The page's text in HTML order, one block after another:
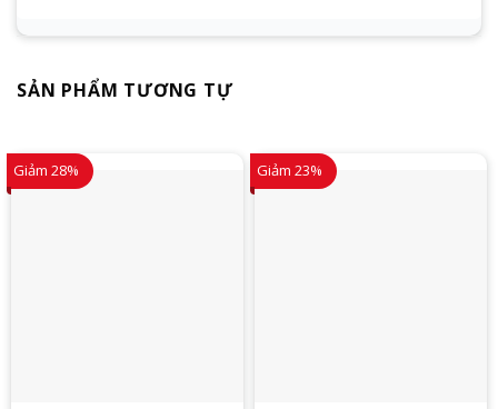
SẢN PHẨM TƯƠNG TỰ
Giảm 28% Giảm 23%